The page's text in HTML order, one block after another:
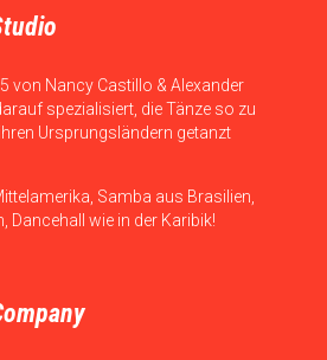
von Nancy Castillo & Alexander
spezialisiert, die Tänze so zu
Ursprungsländern getanzt
Samba aus Brasilien,
Dancehall wie in der Karibik!